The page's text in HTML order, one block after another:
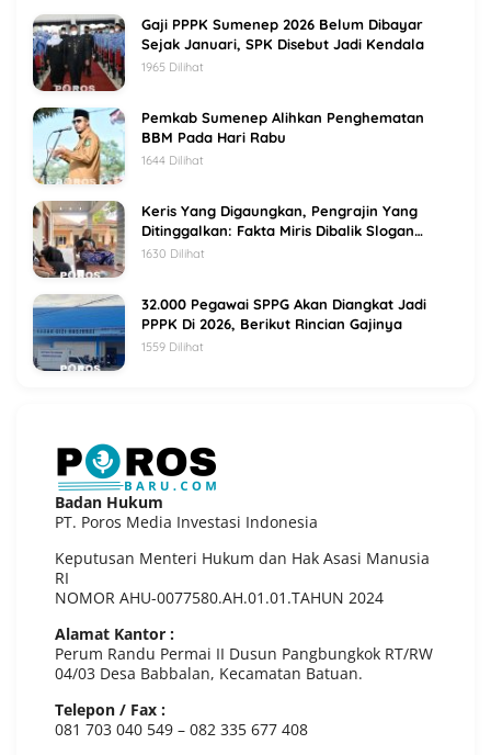
Gaji PPPK Sumenep 2026 Belum Dibayar
Sejak Januari, SPK Disebut Jadi Kendala
1965 Dilihat
Pemkab Sumenep Alihkan Penghematan
BBM Pada Hari Rabu
1644 Dilihat
Keris Yang Digaungkan, Pengrajin Yang
Ditinggalkan: Fakta Miris Dibalik Slogan
Sumenep Kota Keris
1630 Dilihat
32.000 Pegawai SPPG Akan Diangkat Jadi
PPPK Di 2026, Berikut Rincian Gajinya
1559 Dilihat
Badan Hukum
PT. Poros Media Investasi Indonesia
Keputusan Menteri Hukum dan Hak Asasi Manusia
RI
NOMOR AHU-0077580.AH.01.01.TAHUN 2024
Alamat Kantor :
Perum Randu Permai II Dusun Pangbungkok RT/RW
04/03 Desa Babbalan, Kecamatan Batuan.
Telepon / Fax :
081 703 040 549 – 082 335 677 408